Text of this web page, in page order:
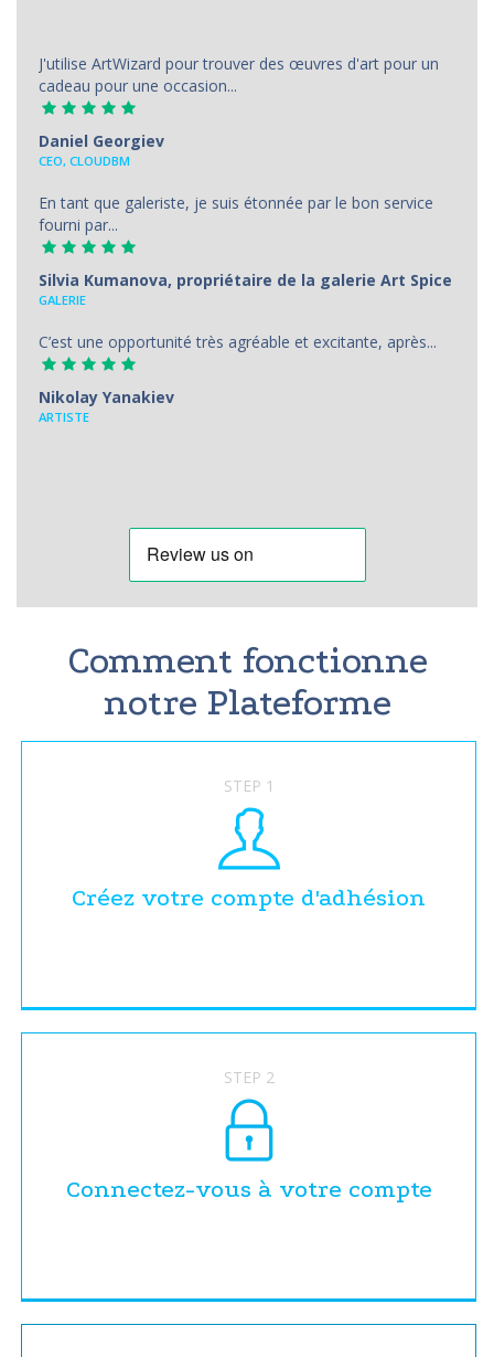
J'utilise ArtWizard pour trouver des œuvres d'art pour un
cadeau pour une occasion...
Daniel Georgiev
CEO, CLOUDBM
En tant que galeriste, je suis étonnée par le bon service
fourni par...
Silvia Kumanova, propriétaire de la galerie Art Spice
GALERIE
C’est une opportunité très agréable et excitante, après...
Nikolay Yanakiev
ARTISTE
Comment fonctionne
notre Plateforme
STEP 1
Créez votre compte d'adhésion
STEP 2
Connectez-vous à votre compte